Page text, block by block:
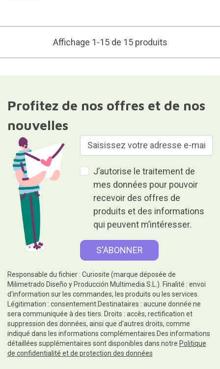
Affichage 1-15 de 15 produits
Profitez de nos offres et de nos
nouvelles
J’autorise le traitement de
mes données pour pouvoir
recevoir des offres de
produits et des informations
qui peuvent m’intéresser.
Responsable du fichier : Curiosite (marque déposée de
Milimetrado Diseño y Producción Multimedia S.L.). Finalité : envoi
d'information sur les commandes, les produits ou les services.
Légitimation : consentement.Destinataires : aucune donnée ne
sera communiquée à des tiers. Droits : accès, rectification et
suppression des données, ainsi que d'autres droits, comme
indiqué dans les informations complémentaires.Des informations
détaillées supplémentaires sont disponibles dans notre Politique
de confidentialité et de protection des données